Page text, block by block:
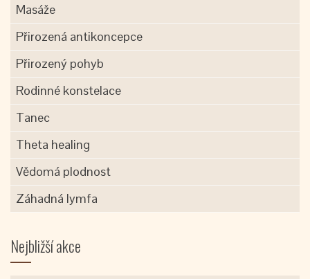
Masáže
Přirozená antikoncepce
Přirozený pohyb
Rodinné konstelace
Tanec
Theta healing
Vědomá plodnost
Záhadná lymfa
Nejbližší akce